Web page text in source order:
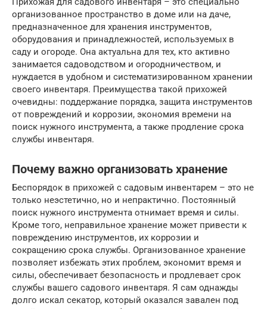
организованное пространство в доме или на даче,
предназначенное для хранения инструментов,
оборудования и принадлежностей, используемых в
саду и огороде. Она актуальна для тех, кто активно
занимается садоводством и огородничеством, и
нуждается в удобном и систематизированном хранении
своего инвентаря. Преимущества такой прихожей
очевидны: поддержание порядка, защита инструментов
от повреждений и коррозии, экономия времени на
поиск нужного инструмента, а также продление срока
службы инвентаря.
Почему важно организовать хранение
Беспорядок в прихожей с садовым инвентарем – это не
только неэстетично, но и непрактично. Постоянный
поиск нужного инструмента отнимает время и силы.
Кроме того, неправильное хранение может привести к
повреждению инструментов, их коррозии и
сокращению срока службы. Организованное хранение
позволяет избежать этих проблем, экономит время и
силы, обеспечивает безопасность и продлевает срок
службы вашего садового инвентаря. Я сам однажды
долго искал секатор, который оказался завален под